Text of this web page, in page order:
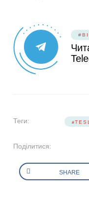
Теги:
Поділитися:
SHARE